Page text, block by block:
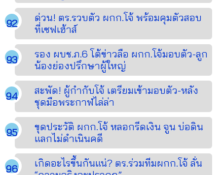
ด่วน! ตร.รวบตัว ผกก.โจ้ พร้อมคุมตัวสอบ
ที่เซฟเฮ้าส์
รอง ผบช.ภ.6 โต้ข่าวลือ ผกก.โจ้มอบตัว-ลูก
น้องย่องปรึกษาผู้ใหญ่
สะพัด! ผู้กำกับโจ้ เตรียมเข้ามอบตัว-หลัง
ชุดมือพระกาฬไล่ล่า
ขุดประวัติ ผกก.โจ้ หลอกรีดเงิน จูน บ่อดิน
แลกไม่ดำเนินคดี
เกิดอะไรขึ้นกันแน่? ตร.ร่วมทีมผกก.โจ้ ลั่น